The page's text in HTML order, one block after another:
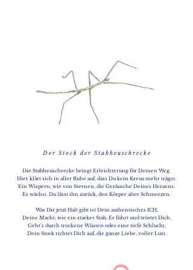
D e r S t o c k d e r S t a b h e u s c h r e c k e
Die Stabheuschrecke bringt Erleichterung für Deinen Weg.
Hier klärt sich in aller Ruhe auf, dass Du kein Kreuz mehr trägst.
Ein Wispern, wie von Sternen, die Geräusche Deines Herzens:
Es wächst. Du lässt ihn zurück, den Körper alter Schmerzen.
Was Dir jetzt Halt gibt ist Dein authentisches ICH,
Deine Macht, wie ein starker Stab. Er führt und tröstet Dich.
Geht's durch trockene Wüsten oder eine tiefe Schlucht,
Dein Stock richtet Dich auf, die ganze Liebe, voller Lust.